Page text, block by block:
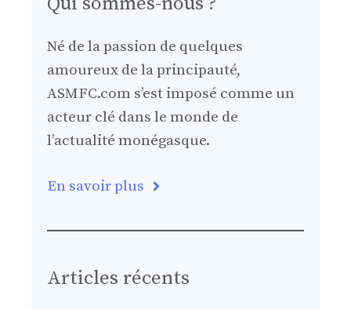
Né de la passion de quelques
amoureux de la principauté,
ASMFC.com s’est imposé comme un
acteur clé dans le monde de
l’actualité monégasque.
En savoir plus
Articles récents